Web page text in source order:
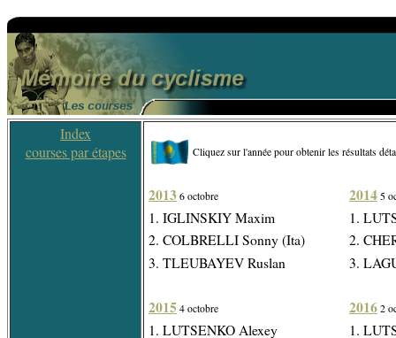
Index
courses par étapes
Cliquez sur l'année pour obtenir les résultats
2013 6 octobre
1. IGLINSKIY Maxim
2. COLBRELLI Sonny (Ita)
3. TLEUBAYEV Ruslan
2015 4 octobre
1. LUTSENKO Alexey
2014 5
1.
2.
3.
2016 2
1.